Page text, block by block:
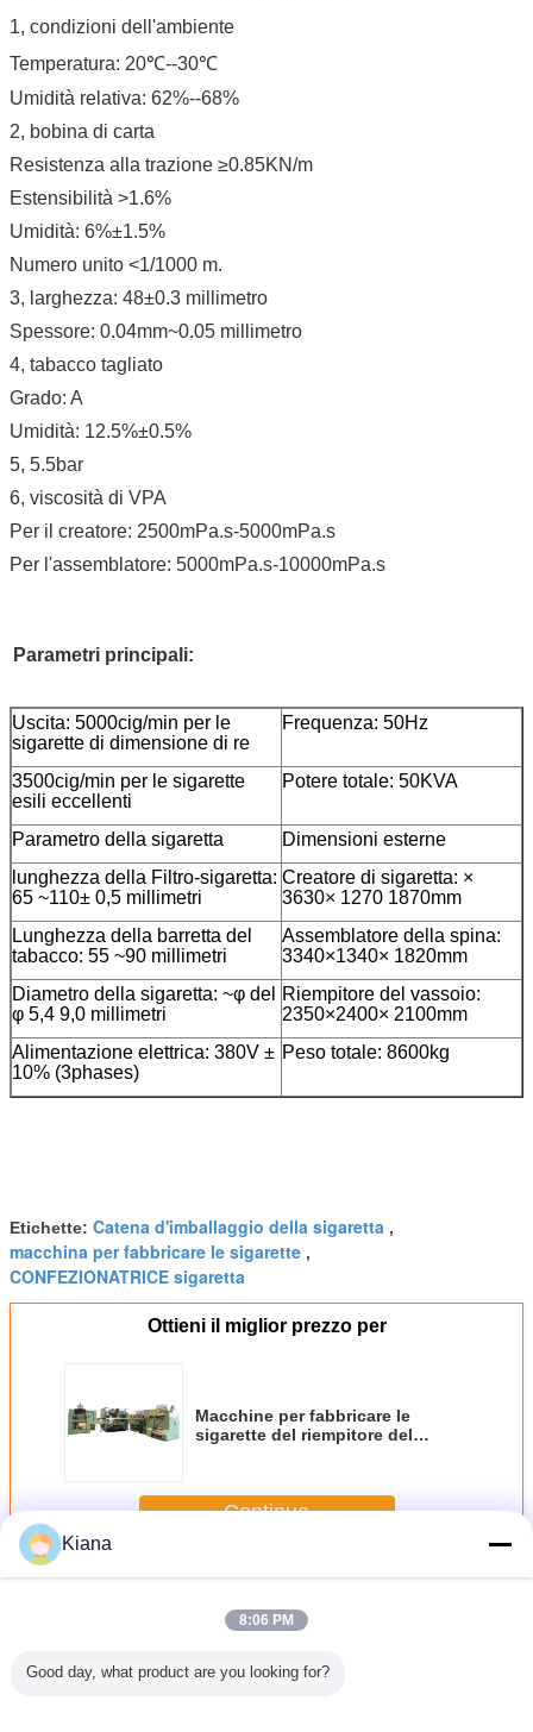
1, condizioni dell'ambiente
Temperatura: 20℃--30℃
Umidità relativa: 62%--68%
2, bobina di carta
Resistenza alla trazione ≥0.85KN/m
Estensibilità >1.6%
Umidità: 6%±1.5%
Numero unito <1/1000 m.
3, larghezza: 48±0.3 millimetro
Spessore: 0.04mm~0.05 millimetro
4, tabacco tagliato
Grado: A
Umidità: 12.5%±0.5%
5, 5.5bar
6, viscosità di VPA
Per il creatore: 2500mPa.s-5000mPa.s
Per l'assemblatore: 5000mPa.s-10000mPa.s
Parametri principali:
Uscita: 5000cig/min per le
sigarette di dimensione di re
Frequenza: 50Hz
3500cig/min per le sigarette
esili eccellenti
Potere totale: 50KVA
Parametro della sigaretta
Dimensioni esterne
lunghezza della Filtro-sigaretta:
65 ~110± 0,5 millimetri
Creatore di sigaretta: ×
3630× 1270 1870mm
Lunghezza della barretta del
tabacco: 55 ~90 millimetri
Assemblatore della spina:
3340×1340× 1820mm
Diametro della sigaretta: ~φ del
φ 5,4 9,0 millimetri
Riempitore del vassoio:
2350×2400× 2100mm
Alimentazione elettrica: 380V ±
10% (3phases)
Peso totale: 8600kg
Etichette: Catena d'imballaggio della sigaretta ,
macchina per fabbricare le sigarette ,
CONFEZIONATRICE sigaretta
Ottieni il miglior prezzo per
Macchine per fabbricare le
sigarette del riempitore del
Continua
PiùMacchine per sigarette
Kiana
8:06 PM
Good day, what product are you looking for?